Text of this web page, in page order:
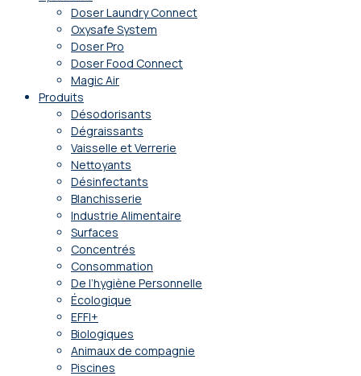
Doser Laundry Connect​
Oxysafe System
Doser Pro
Doser Food Connect
Magic Air
Produits
Désodorisants
Dégraissants
Vaisselle et Verrerie
Nettoyants
Désinfectants
Blanchisserie
Industrie Alimentaire
Surfaces
Concentrés
Consommation
De l’hygiène Personnelle
Écologique
EFFI+
Biologiques
Animaux de compagnie
Piscines